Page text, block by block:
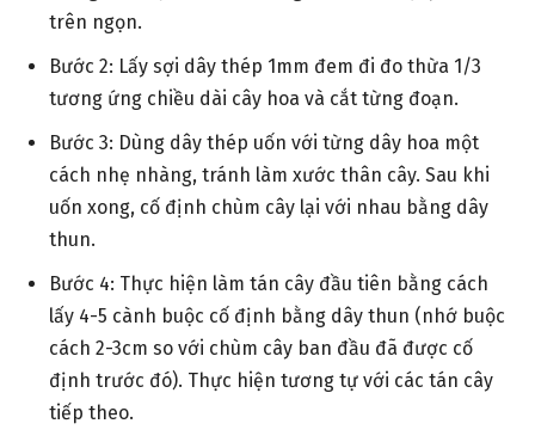
trên ngọn.
Bước 2: Lấy sợi dây thép 1mm đem đi đo thừa 1/3
tương ứng chiều dài cây hoa và cắt từng đoạn.
Bước 3: Dùng dây thép uốn với từng dây hoa một
cách nhẹ nhàng, tránh làm xước thân cây. Sau khi
uốn xong, cố định chùm cây lại với nhau bằng dây
thun.
Bước 4: Thực hiện làm tán cây đầu tiên bằng cách
lấy 4-5 cành buộc cố định bằng dây thun (nhớ buộc
cách 2-3cm so với chùm cây ban đầu đã được cố
định trước đó). Thực hiện tương tự với các tán cây
tiếp theo.